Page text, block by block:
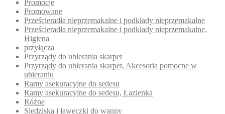
Promocje
Promowane
Prześcieradła nieprzemakalne i podkłady nieprzemakalne
Prześcieradła nieprzemakalne i podkłady nieprzemakalne,
Higiena
przyłącza
Przyrządy do ubierania skarpet
Przyrządy do ubierania skarpet, Akcesoria pomocne w
ubieraniu
Ramy asekuracyjne do sedesu
Ramy asekuracyjne do sedesu, Łazienka
Różne
Siedziska i ławeczki do wanny